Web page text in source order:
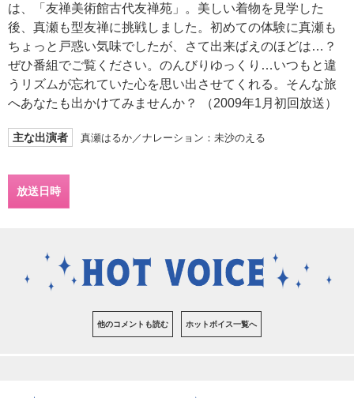
は、「友禅美術館古代友禅苑」。美しい着物を見学した
後、真瀬も型友禅に挑戦しました。初めての体験に真瀬も
ちょっと戸惑い気味でしたが、さて出来ばえのほどは…？
ぜひ番組でご覧ください。のんびりゆっくり…いつもと違
うリズムが忘れていた心を思い出させてくれる。そんな旅
へあなたも出かけてみませんか？ （2009年1月初回放送）
主な出演者 真瀬はるか／ナレーション：未沙のえる
放送日時
他のコメントも読む ホットボイス一覧へ